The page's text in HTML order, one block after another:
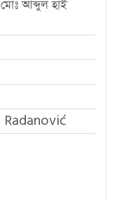
মোঃ আব্দুল হাই